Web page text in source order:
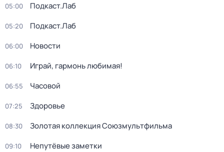
05:00 Подкаст.Лаб
05:20 Подкаст.Лаб
06:00 Новости
06:10 Играй, гармонь любимая!
06:55 Часовой
07:25 Здоровье
08:30 Золотая коллекция Союзмультфильма
09:10 Непутёвые заметки